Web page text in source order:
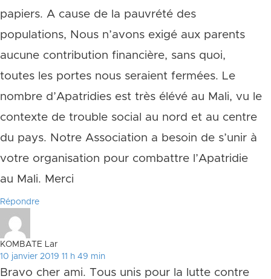
papiers. A cause de la pauvrété des
populations, Nous n’avons exigé aux parents
aucune contribution financière, sans quoi,
toutes les portes nous seraient fermées. Le
nombre d’Apatridies est très élévé au Mali, vu le
contexte de trouble social au nord et au centre
du pays. Notre Association a besoin de s’unir à
votre organisation pour combattre l’Apatridie
au Mali. Merci
Répondre
KOMBATE Lar
10 janvier 2019 11 h 49 min
Bravo cher ami. Tous unis pour la lutte contre